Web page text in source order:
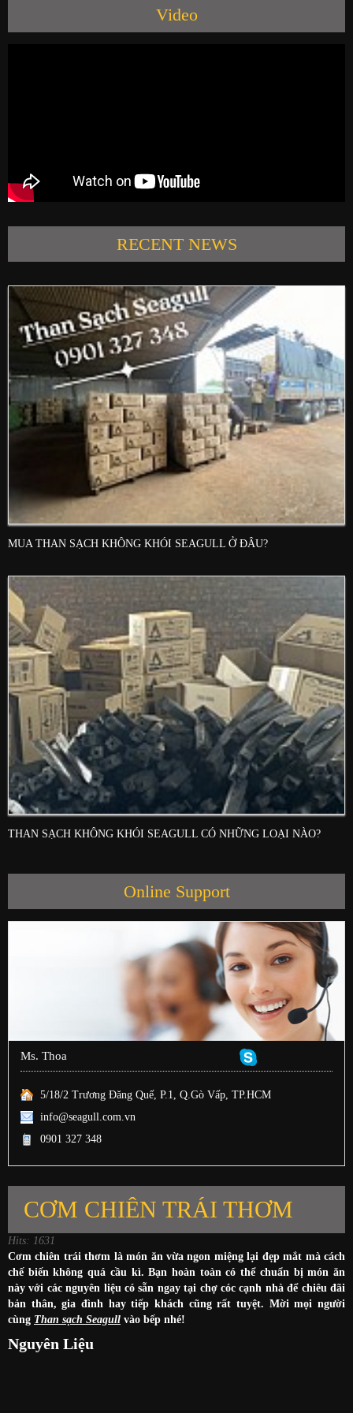
Video
RECENT NEWS
MUA THAN SẠCH KHÔNG KHÓI SEAGULL Ở ĐÂU?
THAN SẠCH KHÔNG KHÓI SEAGULL CÓ NHỮNG LOẠI NÀO?
Online Support
Ms. Thoa
5/18/2 Trương Đăng Quế, P.1, Q.Gò Vấp, TP.HCM
info@seagull.com.vn
0901 327 348
CƠM CHIÊN TRÁI THƠM
Hits: 1631
Cơm chiên trái thơm là món ăn vừa ngon miệng lại đẹp mắt mà cách
chế biến không quá cầu kì. Bạn hoàn toàn có thể chuẩn bị món ăn
này với các nguyên liệu có sẵn ngay tại chợ cóc cạnh nhà để chiêu đãi
bản thân, gia đình hay tiếp khách cũng rất tuyệt. Mời mọi người
cùng Than sạch Seagull vào bếp nhé!
Nguyên Liệu